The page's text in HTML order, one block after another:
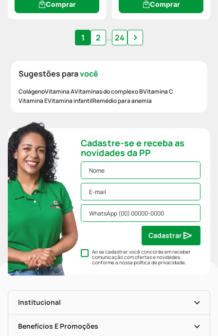
Comprar Comprar
1 2 ... 24
Sugestões paravocê
ColágenoVitamina AVitaminas do complexo BVitamina C
Vitamina EVitamina infantilRemédio para anemia
Cadastre-se e receba as
novidades da PP
Ao se cadastrar você concorda em receber
comunicação com ofertas e novidades,
conforme a nossapolítica de privacidade.
Cadastrar
Institucional
Nossas Lojas
Benefícios E Promoções